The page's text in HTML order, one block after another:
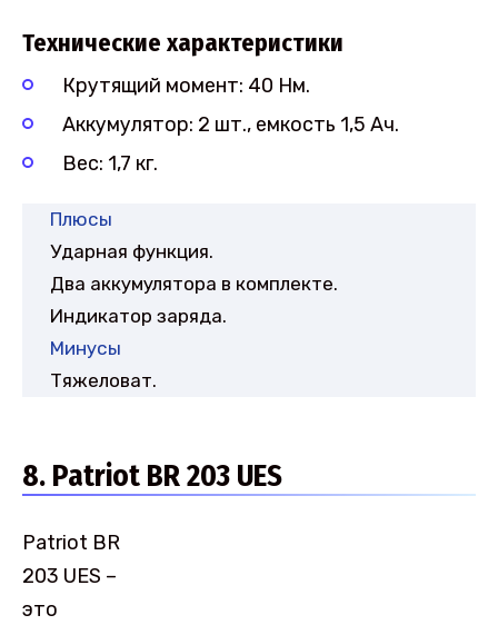
Технические характеристики
Крутящий момент: 40 Нм.
Аккумулятор: 2 шт., емкость 1,5 Ач.
Вес: 1,7 кг.
Плюсы
Ударная функция.
Два аккумулятора в комплекте.
Индикатор заряда.
Минусы
Тяжеловат.
8. Patriot BR 203 UES
Patriot BR
203 UES –
это